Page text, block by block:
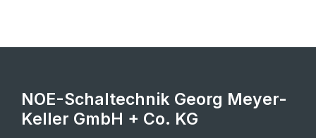
NOE-Schaltechnik Georg Meyer-
Keller GmbH + Co. KG